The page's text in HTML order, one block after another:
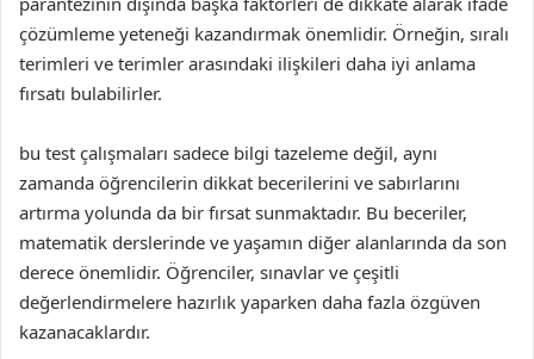
çözümleme yeteneği kazandırmak önemlidir. Örneğin, sıralı
terimleri ve terimler arasındaki ilişkileri daha iyi anlama
fırsatı bulabilirler.
bu test çalışmaları sadece bilgi tazeleme değil, aynı
zamanda öğrencilerin dikkat becerilerini ve sabırlarını
artırma yolunda da bir fırsat sunmaktadır. Bu beceriler,
matematik derslerinde ve yaşamın diğer alanlarında da son
derece önemlidir. Öğrenciler, sınavlar ve çeşitli
değerlendirmelere hazırlık yaparken daha fazla özgüven
kazanacaklardır.